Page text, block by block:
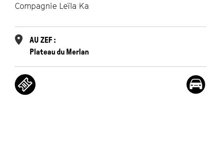
Compagnie Leïla Ka
AU ZEF :
Plateau du Merlan